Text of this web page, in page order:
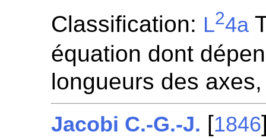
Classification: L24a
équation dont
longueurs des
Jacobi C.-G.-J. [1846